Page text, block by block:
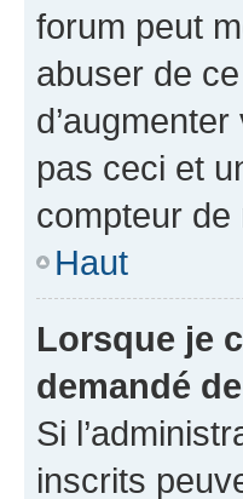
forum peut
abuser de
pas ceci et
compteur de
Haut
Lorsque je
demandé
Si
inscrits